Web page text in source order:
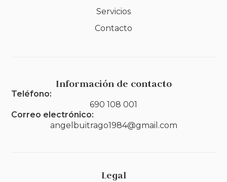
Servicios
Contacto
Información de contacto
Teléfono:
690 108 001
Correo electrónico:
angelbuitrago1984@gmail.com
Legal